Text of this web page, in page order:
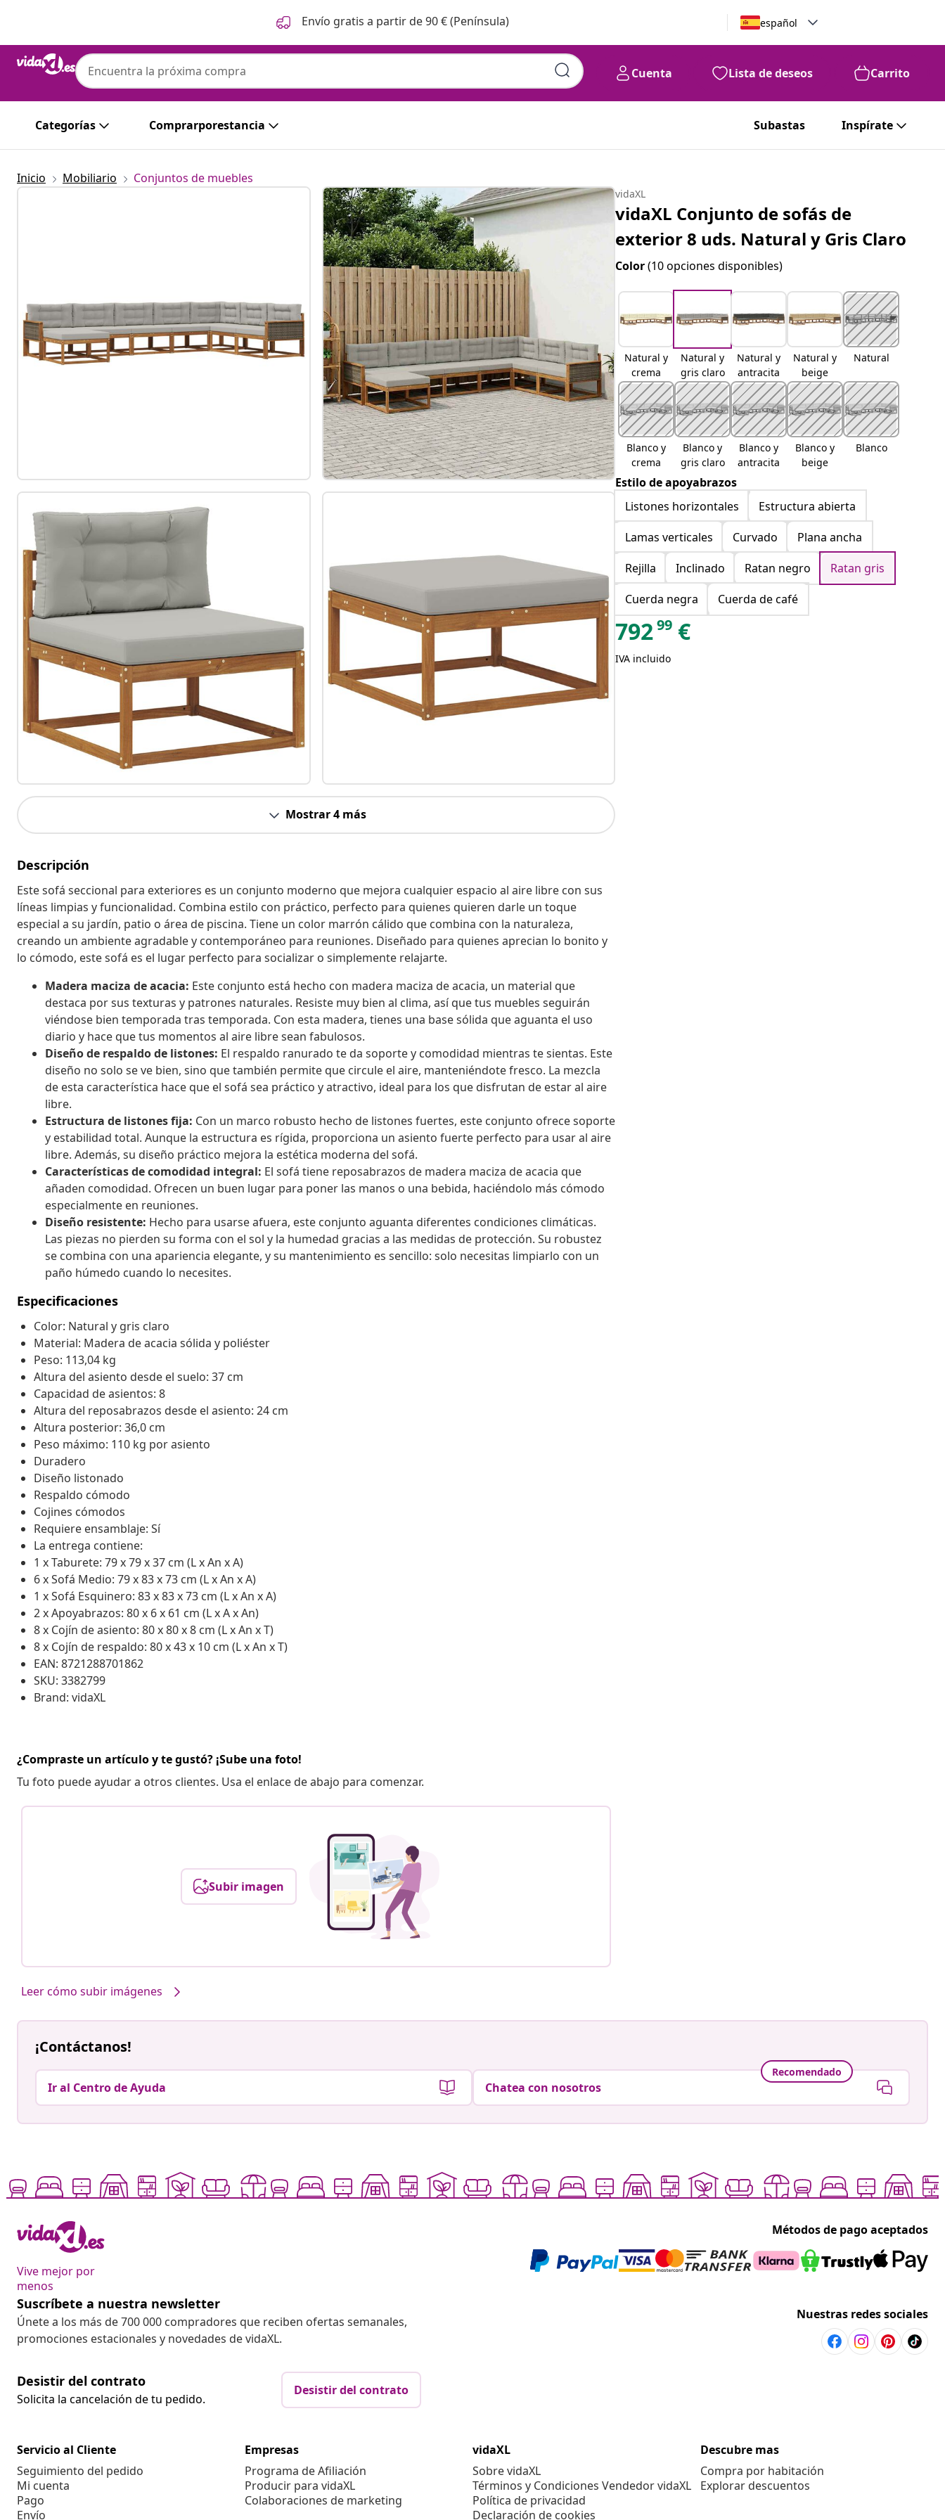
Envío gratis a partir de 90 € (Península) español
Cuenta Lista de deseos Carrito
Categorías Comprarporestancia Subastas Inspírate
Inicio Mobiliario Conjuntos de muebles
Mostrar 4 más
Descripción
Este sofá seccional para exteriores es un conjunto moderno que mejora cualquier espacio al aire libre con sus
líneas limpias y funcionalidad. Combina estilo con práctico, perfecto para quienes quieren darle un toque
especial a su jardín, patio o área de piscina. Tiene un color marrón cálido que combina con la naturaleza,
creando un ambiente agradable y contemporáneo para reuniones. Diseñado para quienes aprecian lo bonito y
lo cómodo, este sofá es el lugar perfecto para socializar o simplemente relajarte.
Madera maciza de acacia: Este conjunto está hecho con madera maciza de acacia, un material que
destaca por sus texturas y patrones naturales. Resiste muy bien al clima, así que tus muebles seguirán
viéndose bien temporada tras temporada. Con esta madera, tienes una base sólida que aguanta el uso
diario y hace que tus momentos al aire libre sean fabulosos.
Diseño de respaldo de listones: El respaldo ranurado te da soporte y comodidad mientras te sientas. Este
diseño no solo se ve bien, sino que también permite que circule el aire, manteniéndote fresco. La mezcla
de esta característica hace que el sofá sea práctico y atractivo, ideal para los que disfrutan de estar al aire
libre.
Estructura de listones fija: Con un marco robusto hecho de listones fuertes, este conjunto ofrece soporte
y estabilidad total. Aunque la estructura es rígida, proporciona un asiento fuerte perfecto para usar al aire
libre. Además, su diseño práctico mejora la estética moderna del sofá.
Características de comodidad integral: El sofá tiene reposabrazos de madera maciza de acacia que
añaden comodidad. Ofrecen un buen lugar para poner las manos o una bebida, haciéndolo más cómodo
especialmente en reuniones.
Diseño resistente: Hecho para usarse afuera, este conjunto aguanta diferentes condiciones climáticas.
Las piezas no pierden su forma con el sol y la humedad gracias a las medidas de protección. Su robustez
se combina con una apariencia elegante, y su mantenimiento es sencillo: solo necesitas limpiarlo con un
paño húmedo cuando lo necesites.
Especificaciones
Color: Natural y gris claro
Material: Madera de acacia sólida y poliéster
Peso: 113,04 kg
Altura del asiento desde el suelo: 37 cm
Capacidad de asientos: 8
Altura del reposabrazos desde el asiento: 24 cm
Altura posterior: 36,0 cm
Peso máximo: 110 kg por asiento
Duradero
Diseño listonado
Respaldo cómodo
Cojines cómodos
Requiere ensamblaje: Sí
La entrega contiene:
1 x Taburete: 79 x 79 x 37 cm (L x An x A)
6 x Sofá Medio: 79 x 83 x 73 cm (L x An x A)
1 x Sofá Esquinero: 83 x 83 x 73 cm (L x An x A)
2 x Apoyabrazos: 80 x 6 x 61 cm (L x A x An)
8 x Cojín de asiento: 80 x 80 x 8 cm (L x An x T)
8 x Cojín de respaldo: 80 x 43 x 10 cm (L x An x T)
EAN: 8721288701862
SKU: 3382799
Brand: vidaXL
¿Compraste un artículo y te gustó? ¡Sube una foto!
Tu foto puede ayudar a otros clientes. Usa el enlace de abajo para comenzar.
Subir imagen
Leer cómo subir imágenes
vidaXL
vidaXL Conjunto de sofás de
exterior 8 uds. Natural y Gris Claro
Color(10 opciones disponibles)
Natural y
crema
Natural y
gris claro
Natural y
antracita
Natural y
beige
Natural
Blanco y
crema
Blanco y
gris claro
Blanco y
antracita
Blanco y
beige
Blanco
Estilo de apoyabrazos
Listones horizontales
Estructura abierta
Lamas verticales
Curvado
Plana ancha
Rejilla
Inclinado Ratan negro
Ratan gris
Cuerda negra
Cuerda de café
79299 €
IVA incluido
¡Contáctanos!
Ir al Centro de Ayuda
Recomendado
Chatea con nosotros
Vive mejor por
menos
Métodos de pago aceptados
Suscríbete a nuestra newsletter
Únete a los más de 700 000 compradores que reciben ofertas semanales,
promociones estacionales y novedades de vidaXL.
Nuestras redes sociales
Desistir del contrato
Solicita la cancelación de tu pedido.
Desistir del contrato
Servicio al Cliente
Seguimiento del pedido
Mi cuenta
Pago
Envío
Empresas
Programa de Afiliación
Producir para vidaXL
Colaboraciones de marketing
vidaXL
Sobre vidaXL
Términos y Condiciones Vendedor vidaXL
Política de privacidad
Declaración de cookies
Descubre mas
Compra por habitación
Explorar descuentos